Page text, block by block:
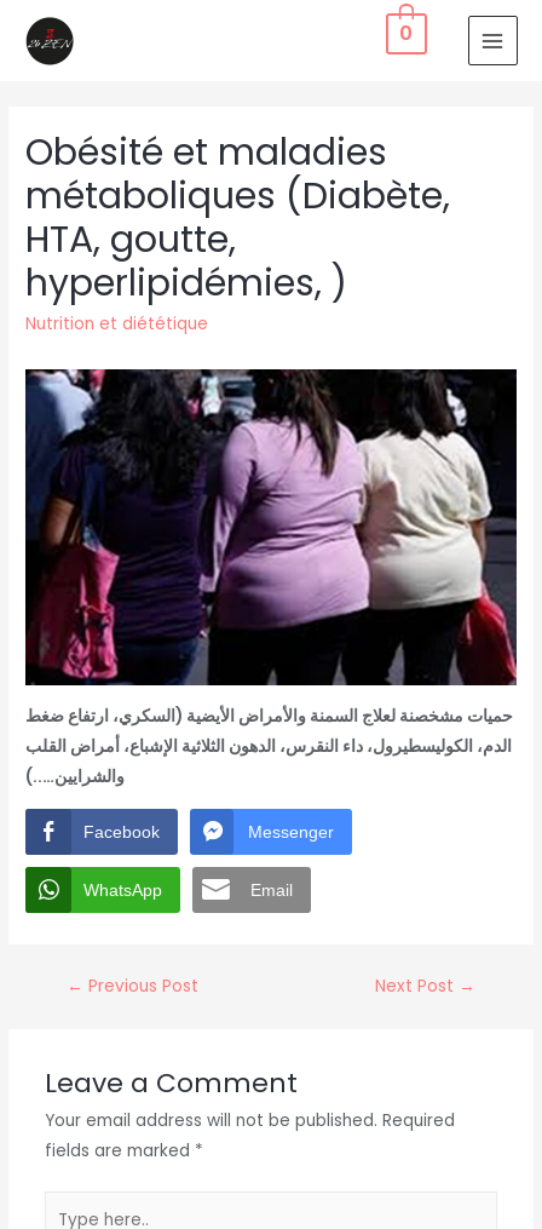
0
Obésité et maladies
métaboliques (Diabète,
HTA, goutte,
hyperlipidémies, )
Nutrition et diététique
حميات مشخصنة لعلاج السمنة والأمراض الأيضية (السكري، ارتفاع ضغط
الدم، الكوليسطيرول، داء النقرس، الدهون الثلاثية الإشباع، أمراض القلب
والشرايين…..)
Facebook Messenger
WhatsApp Email
← Previous Post Next Post →
Leave a Comment
Your email address will not be published. Required
fields are marked *